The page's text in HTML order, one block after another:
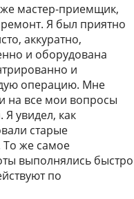
мастер-приемщик,
Я был приятно
аккуратно,
и оборудована
и
операцию. Мне
на все мои вопросы
увидел, как
старые
То же самое
выполнялись быстро
по